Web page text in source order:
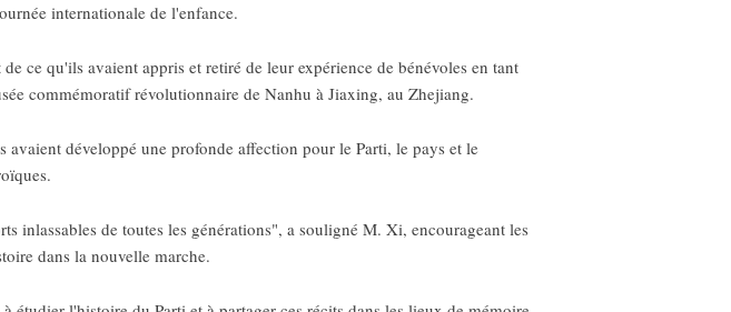
internationale de l'enfance.
ce qu'ils avaient appris et retiré de leur expérience de bénévoles en tant
commémoratif révolutionnaire de Nanhu à Jiaxing, au Zhejiang.
développé une profonde affection pour le Parti, le pays et le
inlassables de toutes les générations", a souligné M. Xi, encourageant les
dans la nouvelle marche.